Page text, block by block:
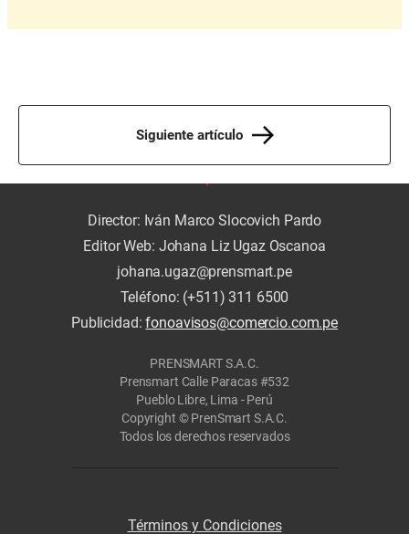
Siguiente artículo
Director: Iván Marco Slocovich Pardo
Editor Web: Johana Liz Ugaz Oscanoa
johana.ugaz@prensmart.pe
Teléfono: (+511) 311 6500
Publicidad:fonoavisos@comercio.com.pe
PRENSMART S.A.C.
Prensmart Calle Paracas #532
Pueblo Libre, Lima - Perú
Copyright © PrenSmart S.A.C.
Todos los derechos reservados
Términos y Condiciones